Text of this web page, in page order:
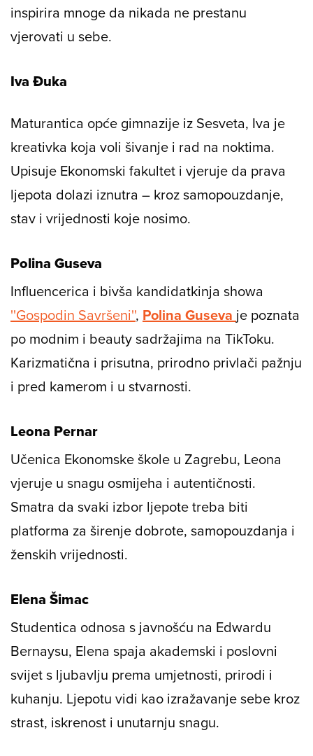
inspirira mnoge da nikada ne prestanu
vjerovati u sebe.
Iva Đuka
Maturantica opće gimnazije iz Sesveta, Iva je
kreativka koja voli šivanje i rad na noktima.
Upisuje Ekonomski fakultet i vjeruje da prava
ljepota dolazi iznutra – kroz samopouzdanje,
stav i vrijednosti koje nosimo.
Polina Guseva
Influencerica i bivša kandidatkinja showa
''Gospodin Savršeni'', Polina Guseva je poznata
po modnim i beauty sadržajima na TikToku.
Karizmatična i prisutna, prirodno privlači pažnju
i pred kamerom i u stvarnosti.
Leona Pernar
Učenica Ekonomske škole u Zagrebu, Leona
vjeruje u snagu osmijeha i autentičnosti.
Smatra da svaki izbor ljepote treba biti
platforma za širenje dobrote, samopouzdanja i
ženskih vrijednosti.
Elena Šimac
Studentica odnosa s javnošću na Edwardu
Bernaysu, Elena spaja akademski i poslovni
svijet s ljubavlju prema umjetnosti, prirodi i
kuhanju. Ljepotu vidi kao izražavanje sebe kroz
strast, iskrenost i unutarnju snagu.